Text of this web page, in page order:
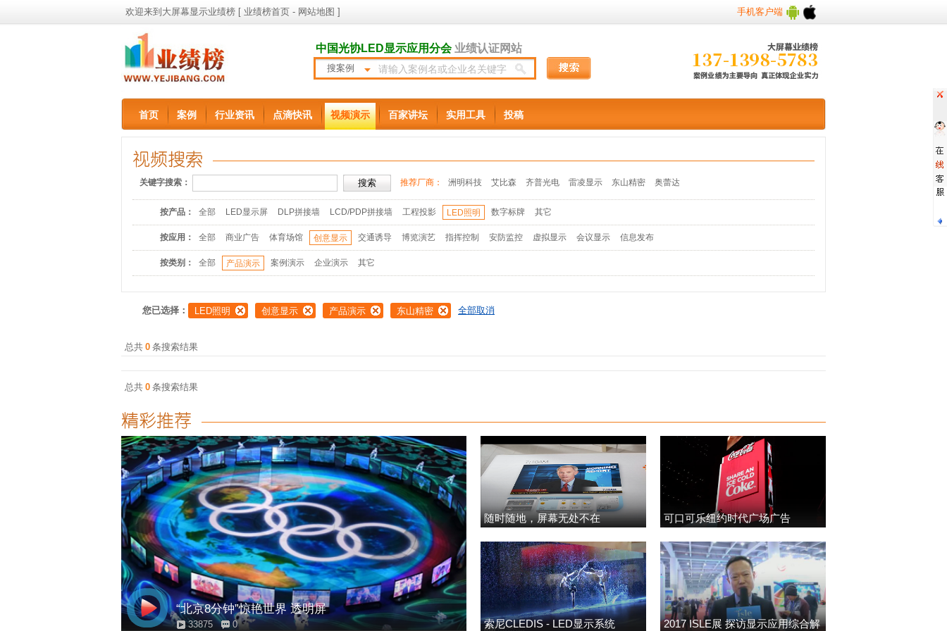
欢迎来到大屏幕显示业绩榜 [ 业绩榜首页 - 网站地图 ] 手机客户端
中国光协LED显示应用分会业绩认证网站
搜案例
首页 案例 行业资讯 点滴快讯 视频演示 百家讲坛 实用工具 投稿
关键字搜索： 推荐厂商： 洲明科技 艾比森 齐普光电 雷凌显示 东山精密 奥蕾达
按产品： 全部 LED显示屏 DLP拼接墙 LCD/PDP拼接墙 工程投影 LED照明 数字标牌 其它
按应用： 全部 商业广告 体育场馆 创意显示 交通诱导 博览演艺 指挥控制 安防监控 虚拟显示 会议显示 信息发布
按类别： 全部 产品演示 案例演示 企业演示 其它
您已选择： LED照明 创意显示 产品演示 东山精密 全部取消
总共 0 条搜索结果
总共 0 条搜索结果
“北京8分钟”惊艳世界 透明屏
33875 0
随时随地，屏幕无处不在 可口可乐纽约时代广场广告
索尼CLEDIS - LED显示系统 2017 ISLE展 探访显示应用综合解